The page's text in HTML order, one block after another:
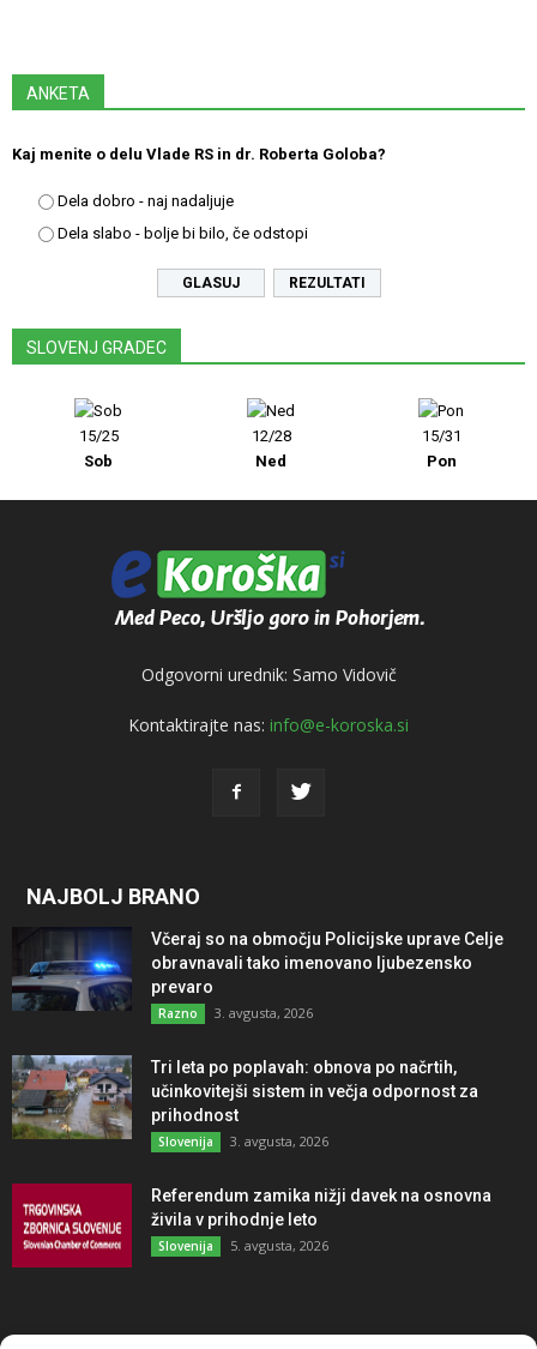
ANKETA
Kaj menite o delu Vlade RS in dr. Roberta Goloba?
Dela dobro - naj nadaljuje
Dela slabo - bolje bi bilo, če odstopi
REZULTATI
SLOVENJ GRADEC
15/25
Sob
12/28
Ned
15/31
Pon
Odgovorni urednik: Samo Vidovič
Kontaktirajte nas: info@e-koroska.si
NAJBOLJ BRANO
Včeraj so na območju Policijske uprave Celje
obravnavali tako imenovano ljubezensko
prevaro
Razno 3. avgusta, 2026
Tri leta po poplavah: obnova po načrtih,
učinkovitejši sistem in večja odpornost za
prihodnost
Slovenija 3. avgusta, 2026
Referendum zamika nižji davek na osnovna
živila v prihodnje leto
Slovenija 5. avgusta, 2026